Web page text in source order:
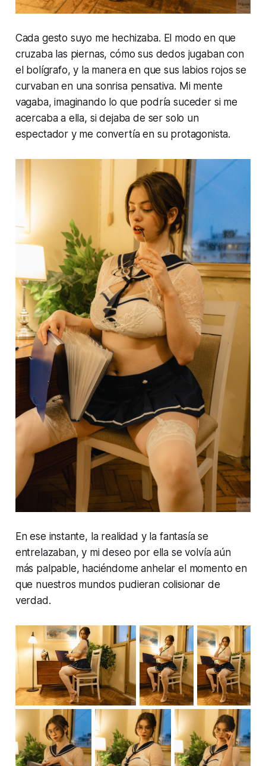
Cada gesto suyo me hechizaba. El modo en que
cruzaba las piernas, cómo sus dedos jugaban con
el bolígrafo, y la manera en que sus labios rojos se
curvaban en una sonrisa pensativa. Mi mente
vagaba, imaginando lo que podría suceder si me
acercaba a ella, si dejaba de ser solo un
espectador y me convertía en su protagonista.
En ese instante, la realidad y la fantasía se
entrelazaban, y mi deseo por ella se volvía aún
más palpable, haciéndome anhelar el momento en
que nuestros mundos pudieran colisionar de
verdad.